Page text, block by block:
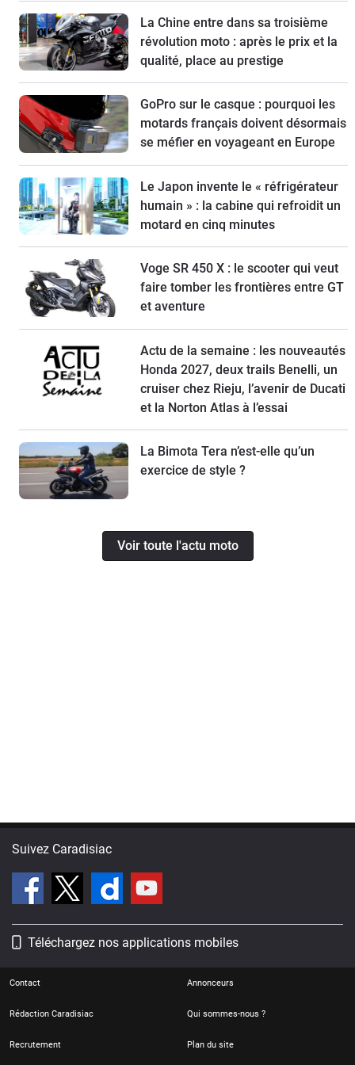
La Chine entre dans sa troisième
révolution moto : après le prix et la
qualité, place au prestige
GoPro sur le casque : pourquoi les
motards français doivent désormais
se méfier en voyageant en Europe
Le Japon invente le « réfrigérateur
humain » : la cabine qui refroidit un
motard en cinq minutes
Voge SR 450 X : le scooter qui veut
faire tomber les frontières entre GT
et aventure
Actu de la semaine : les nouveautés
Honda 2027, deux trails Benelli, un
cruiser chez Rieju, l’avenir de Ducati
et la Norton Atlas à l’essai
La Bimota Tera n’est-elle qu’un
exercice de style ?
Voir toute l'actu moto
Suivez Caradisiac
Téléchargez nos applications mobiles
Contact Annonceurs
Rédaction Caradisiac Qui sommes-nous ?
Recrutement Plan du site